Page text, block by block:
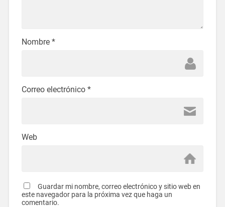
Nombre *
Correo electrónico *
Web
Guardar mi nombre, correo electrónico y sitio web en
este navegador para la próxima vez que haga un
comentario.